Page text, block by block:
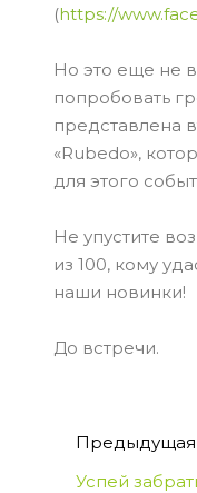
(https://
Но это еще не
попробовать
представлена
«Rubedo»,
для этого
Не упустите
из 100, кому
наши новинки!
До встречи.
Предыдущая
Успей